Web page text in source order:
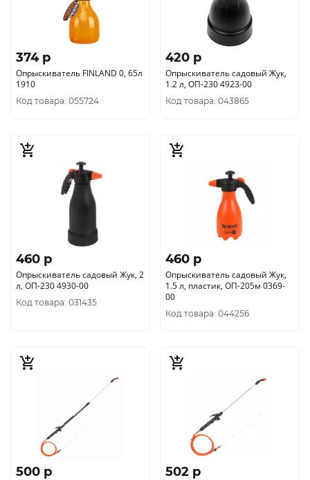
374 p
Опрыскиватель FINLAND 0, 65л
1910
Код товара: 055724
420 p
Опрыскиватель садовый Жук,
1.2 л, ОП-230 4923-00
Код товара: 043865
460 p
Опрыскиватель садовый Жук, 2
л, ОП-230 4930-00
Код товара: 031435
460 p
Опрыскиватель садовый Жук,
1.5 л, пластик, ОП-205м 0369-
00
Код товара: 044256
500 p 502 p